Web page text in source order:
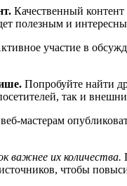
Качественный
полезным и
участие в
Попробуйте найти
так и
мастерам
важнее их количества.
чтобы